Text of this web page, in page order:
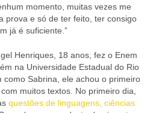
momento, muitas vezes me
prova e só de ter feito, ter consigo
já é suficiente.”
Henriques, 18 anos, fez o Enem
na Universidade Estadual do Rio
como Sabrina, ele achou o primeiro
muitos textos. No primeiro dia,
questões de linguagens, ciências